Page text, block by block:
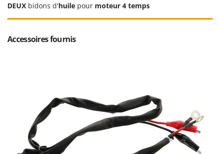
DEUX bidons d'huile pour moteur 4 temps
Accessoires fournis